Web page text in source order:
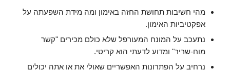
מהי חשיבות תחושת החזה באימון ומה מידת השפעתה על
אפקטיביות האימון.
נתעכב על המונח המעורפל שלא כולם מכירים "קשר
מוח-שריר" ומדוע לדעתי הוא קריטי.
נרחיב על הפתרונות האפשריים שאולי את או אתה יכולים